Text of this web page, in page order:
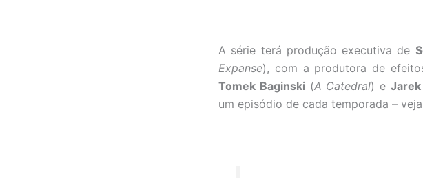
A série terá produção executiva de
Expanse), com a produtora de
Tomek Baginski(A Catedral) e
um episódio de cada temporada –